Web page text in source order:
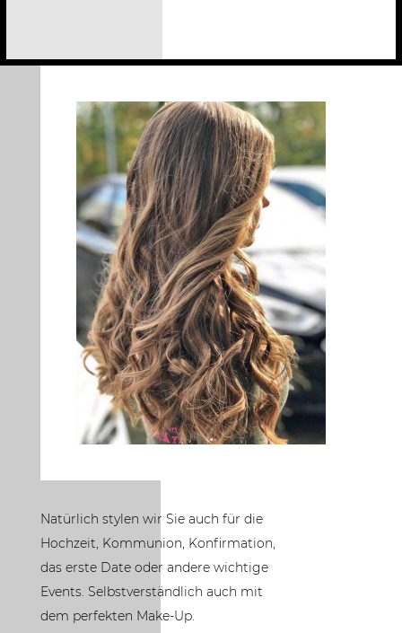
Natürlich stylen wir Sie auch für die
Hochzeit, Kommunion, Konfirmation,
das erste Date oder andere wichtige
Events. Selbstverständlich auch mit
dem perfekten Make-Up.